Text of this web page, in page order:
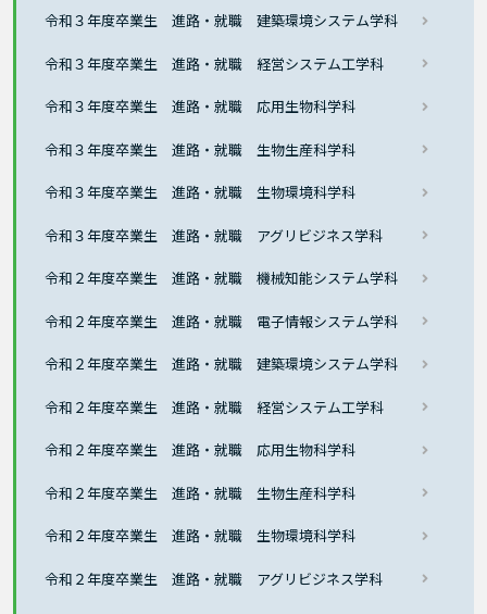
令和３年度卒業生 進路・就職 建築環境システム学科
令和３年度卒業生 進路・就職 経営システム工学科
令和３年度卒業生 進路・就職 応用生物科学科
令和３年度卒業生 進路・就職 生物生産科学科
令和３年度卒業生 進路・就職 生物環境科学科
令和３年度卒業生 進路・就職 アグリビジネス学科
令和２年度卒業生 進路・就職 機械知能システム学科
令和２年度卒業生 進路・就職 電子情報システム学科
令和２年度卒業生 進路・就職 建築環境システム学科
令和２年度卒業生 進路・就職 経営システム工学科
令和２年度卒業生 進路・就職 応用生物科学科
令和２年度卒業生 進路・就職 生物生産科学科
令和２年度卒業生 進路・就職 生物環境科学科
令和２年度卒業生 進路・就職 アグリビジネス学科